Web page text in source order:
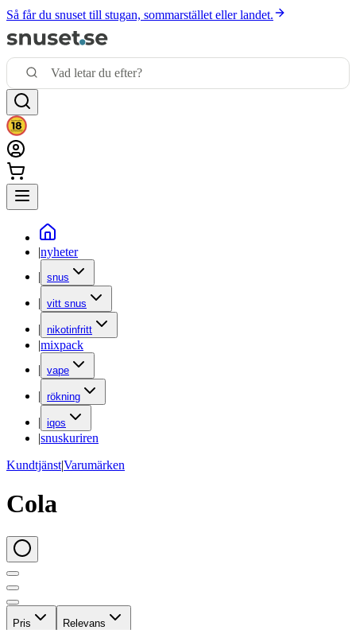
Så får du snuset till stugan, sommarstället eller landet.
|nyheter
| snus
| vitt snus
| nikotinfritt
|mixpack
| vape
| rökning
| iqos
|snuskuriren
Kundtjänst|Varumärken
Cola
Pris Relevans